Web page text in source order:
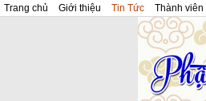
Trang chủ Giới thiệu Tin Tức Thành viên